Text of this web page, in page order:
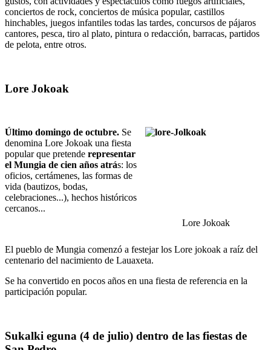
conciertos de rock, conciertos de música popular, castillos
hinchables, juegos infantiles todas las tardes, concursos de pájaros
cantores, pesca, tiro al plato, pintura o redacción, barracas, partidos
de pelota, entre otros.
Lore Jokoak
Lore Jokoak
Último domingo de octubre. Se
denomina Lore Jokoak una fiesta
popular que pretende representar
el Mungia de cien años atrás: los
oficios, certámenes, las formas de
vida (bautizos, bodas,
celebraciones...), hechos históricos
cercanos...
El pueblo de Mungia comenzó a festejar los Lore jokoak a raíz del
centenario del nacimiento de Lauaxeta.
Se ha convertido en pocos años en una fiesta de referencia en la
participación popular.
Sukalki eguna (4 de julio) dentro de las fiestas de